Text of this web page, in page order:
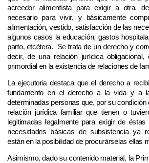
acreedor alimentista para exigir a otra,
necesario para vivir, y básicamente
alimentación, vestido, satisfacción de las
algunos casos la educación, gastos
parto, etcétera. Se trata de un derecho y
decir, de una relación jurídica
primordial en la existencia de relaciones de
La ejecutoria destaca que el derecho a
fundamento en el derecho a la vida y a
determinadas personas que, por su condición
relación jurídica familiar que tienen o
legitimadas legalmente para exigir de
necesidades básicas de subsistencia ya
están en la posibilidad de procurárselas ellas
Asimismo, dado su contenido material, la